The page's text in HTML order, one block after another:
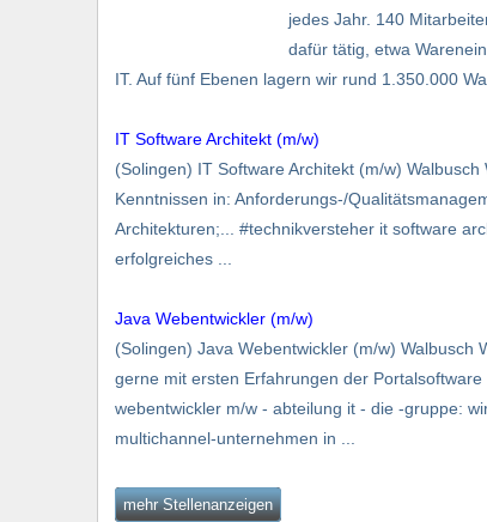
jedes Jahr. 140
dafür tätig, etwa
IT. Auf fünf Ebenen lagern wir rund 1.350.000
IT Software Architekt (m/w)
(Solingen) IT Software Architekt (m/w)
Kenntnissen in: Anforderungs-/
Architekturen;... #technikversteher it software
erfolgreiches ...
Java Webentwickler (m/w)
(Solingen) Java Webentwickler (m/w) Walbusch
gerne mit ersten Erfahrungen der
webentwickler m/w - abteilung it - die -gruppe:
multichannel-un­ter­nehmen in ...
mehr Stellenanzeigen